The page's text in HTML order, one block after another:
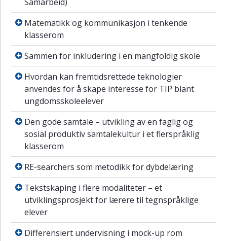
Matematikk og kommunikasjon i tenkende
Matematikk og kommunikasjon i tenkende
klasserom
Sammen for inkludering i en mangfoldig
Sammen for inkludering i en mangfoldig skole
Hvordan kan fremtidsrettede teknologier
Hvordan kan fremtidsrettede teknologier
anvendes for å skape interesse for TIP blant
ungdomsskoleelever
Den gode samtale – utvikling av en faglig
Den gode samtale – utvikling av en faglig og
sosial produktiv samtalekultur i et flerspråklig
klasserom
RE-searchers som metodikk for dybdelæring
RE-searchers som metodikk for dybdelæring
Tekstskaping i flere modaliteter – et
Tekstskaping i flere modaliteter – et
utviklingsprosjekt for lærere til tegnspråklige
elever
Differensiert undervisning i mock-up rom
Differensiert undervisning i mock-up rom